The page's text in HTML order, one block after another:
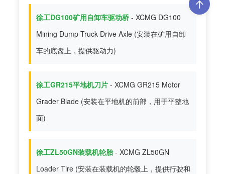
徐工DG100矿用自卸车驱动桥- XCMG DG100
Mining Dump Truck Drive Axle (安装在矿用自卸
车的底盘上，提供驱动力)
徐工GR215平地机刀片- XCMG GR215 Motor
Grader Blade (安装在平地机的前部，用于平整地
面)
徐工ZL50GN装载机轮胎- XCMG ZL50GN
Loader Tire (安装在装载机的轮毂上，提供行驶和